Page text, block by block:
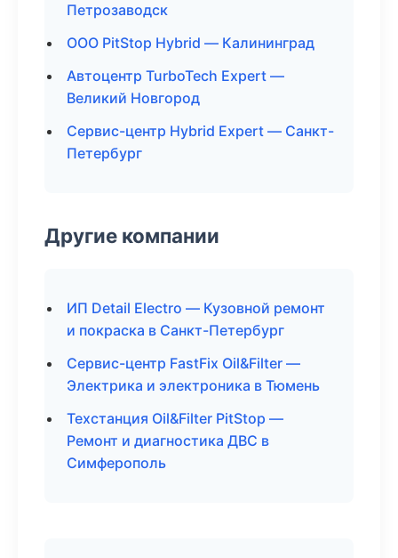
Петрозаводск
ООО PitStop Hybrid — Калининград
Автоцентр TurboTech Expert —
Великий Новгород
Сервис-центр Hybrid Expert — Санкт-
Петербург
Другие компании
ИП Detail Electro — Кузовной ремонт
и покраска в Санкт-Петербург
Сервис-центр FastFix Oil&Filter —
Электрика и электроника в Тюмень
Техстанция Oil&Filter PitStop —
Ремонт и диагностика ДВС в
Симферополь